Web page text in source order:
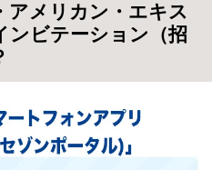
アメリカン・エキス
ンビテーション（招